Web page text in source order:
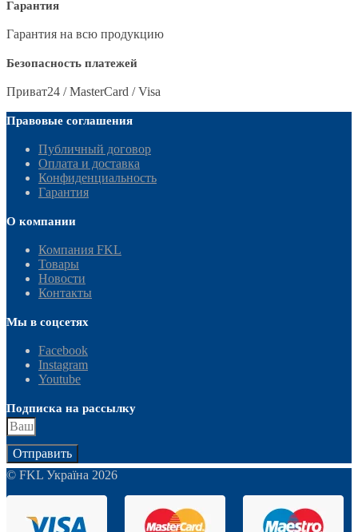
Гарантия
Гарантия на всю продукцию
Безопасность платежей
Приват24 / MasterCard / Visa
Правовые соглашения
Публичный договор
Оплата и доставка
Конфиденциальность
Гарантия
О компании
Компания FKL
Товары
Новости
Контакты
Мы в соцсетях
Facebook
Instagram
Youtube
Подписка на рассылку
Отправить
© FKL Україна 2026